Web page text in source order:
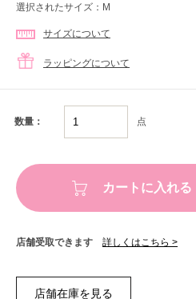
選択されたサイズ：M
サイズについて
ラッピングについて
数量： 点
カートに入れる
店舗受取できます 詳しくはこちら >